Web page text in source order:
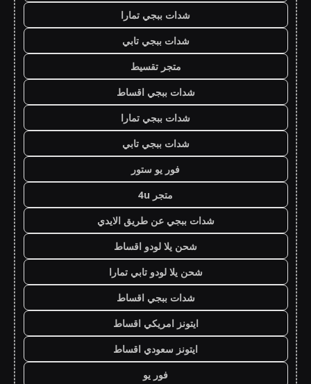
شدات ببجي تمارا
شدات ببجي تابي
متجر تقسيط
شدات ببجي اقساط
شدات ببجي تمارا
شدات ببجي تابي
فور يو ستور
متجر 4u
شدات ببجي عن طريق الايدي
شحن يلا لودو اقساط
شحن يلا لودو تابي تمارا
شدات ببجي اقساط
ايتونز امريكي اقساط
ايتونز سعودي اقساط
فور يو